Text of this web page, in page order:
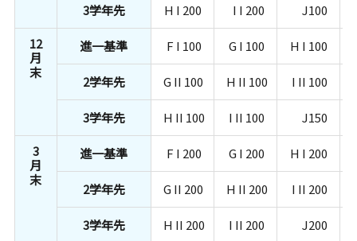
3学年先 H I 200 I I 200
J100
12
月
末
進一基準 F I 100 G I 100 H I 100
2学年先 G II 100 H II 100 I II 100
3学年先 H II 100 I II 100
J150
3
月
末
進一基準 F I 200 G I 200 H I 200
2学年先 G II 200 H II 200 I II 200
3学年先 H II 200 I II 200 J200